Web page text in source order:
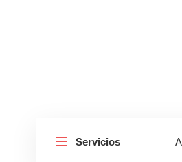
Servicios